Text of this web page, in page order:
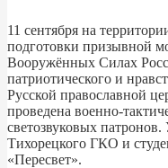
11 сентября на
подготовки призывной
Вооружённых Силах
патриотического и
Русской православной
проведена военно-
светозвуковых
Тихорецкого ГКО и
«Пересвет».